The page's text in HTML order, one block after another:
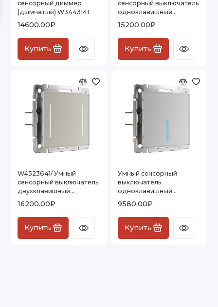
Умные контроллеры для светодиодной
ленты
Умные светодиодные лампы
Показать все
сенсорный диммер
(дымчатый) W3443141
14600.00₽
Купить
сенсорный выключатель
одноклавишный
15200.00₽
Купить
W4523641/ Умный
сенсорный выключатель
двухклавишный
16200.00₽
Купить
Умный сенсорный
выключатель
одноклавишный
9580.00₽
Купить